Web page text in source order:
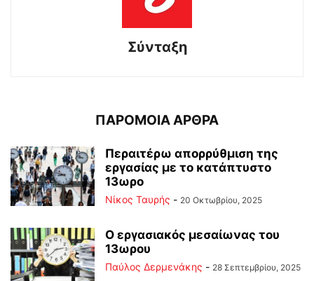
Σύνταξη
ΠΑΡΟΜΟΙΑ ΑΡΘΡΑ
Περαιτέρω απορρύθμιση της
εργασίας με το κατάπτυστο
13ωρο
Νίκος Ταυρής - 20 Οκτωβρίου, 2025
Ο εργασιακός μεσαίωνας του
13ωρου
Παύλος Δερμενάκης - 28 Σεπτεμβρίου, 2025